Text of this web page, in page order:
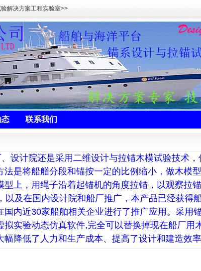
解决方案工程实验室>>
态 联系我们
计院还是采用二维设计与拉锚木模试验技术，
法是将船艏分段和锚按一定的比例缩小，做木模
型上，用绳子沿着起锚机的角度拉锚，以观察拉
以及在国内设计院和船厂推广，本产品已经获得
国内近30家船舶相关企业进行了推广应用。采用
拟实验动态仿真软件,完全可以替换掉现在船厂用
降低了人力和生产成本、提高了设计和建造效率